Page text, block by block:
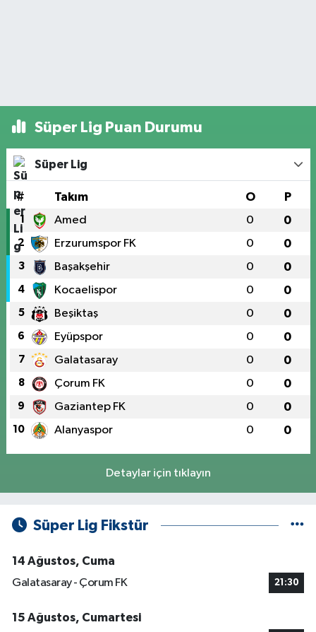
Süper Lig Puan Durumu
Süper Lig
# Takım O P
1 Amed 0 0
2 Erzurumspor FK 0 0
3 Başakşehir 0 0
4 Kocaelispor 0 0
5 Beşiktaş 0 0
6 Eyüpspor 0 0
7 Galatasaray 0 0
8 Çorum FK 0 0
9 Gaziantep FK 0 0
10 Alanyaspor 0 0
Detaylar için tıklayın
Süper Lig Fikstür
14 Ağustos, Cuma
Galatasaray - Çorum FK
21:30
15 Ağustos, Cumartesi